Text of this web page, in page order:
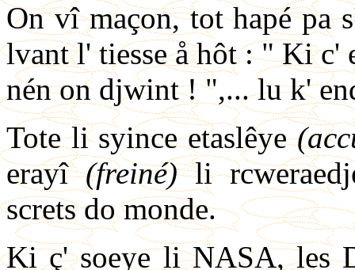
On vî maçon, tot hapé pa
lvant l' tiesse å hôt : " Ki c'
nén on djwint ! ",... lu k'
Tote li syince etaslêye
erayî(freiné)li
screts do monde.
Ki ç' soeye li NASA, les